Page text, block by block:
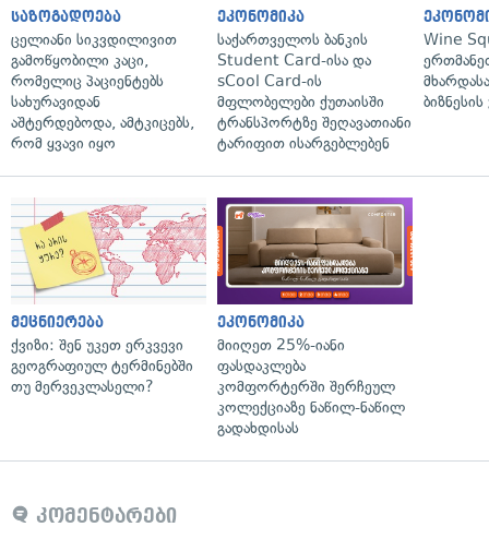
საზოგადოება
ცელიანი სიკვდილივით
გამოწყობილი კაცი,
რომელიც პაციენტებს
სახურავიდან
აშტერდებოდა, ამტკიცებს,
რომ ყვავი იყო
ეკონომიკა
საქართველოს ბანკის
Student Card-ისა და
sCool Card-ის
მფლობელები ქუთაისში
ტრანსპორტზე შეღავათიანი
ტარიფით ისარგებლებენ
Wine
მეცნიერება
ქვიზი: შენ უკეთ ერკვევი
გეოგრაფიულ ტერმინებში
თუ მერვეკლასელი?
ეკონომიკა
მიიღეთ 25%-იანი
ფასდაკლება
კომფორტერში შერჩეულ
კოლექციაზე ნაწილ-ნაწილ
გადახდისას
კომენტარები